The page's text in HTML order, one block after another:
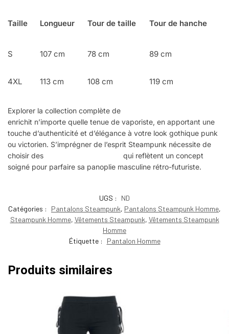
Taille Longueur Tour de taille Tour de hanche
S 107 cm 78 cm 89 cm
4XL 113 cm 108 cm 119 cm
Explorer la collection complète de
enrichit n’importe quelle tenue de vaporiste, en apportant une
touche d’authenticité et d’élégance à votre look gothique punk
ou victorien. S’imprégner de l’esprit Steampunk nécessite de
choisir des
qui reflètent un concept
soigné pour parfaire sa panoplie masculine rétro-futuriste.
UGS :
ND
Catégories :
Pantalons Steampunk, Pantalons Steampunk Homme,
Steampunk Homme, Vêtements Steampunk, Vêtements Steampunk
Homme
Étiquette :
Pantalon Homme
Produits similaires